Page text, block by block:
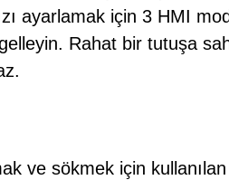
ayarlamak için 3 HMI
Rahat bir tutuşa
ve sökmek için